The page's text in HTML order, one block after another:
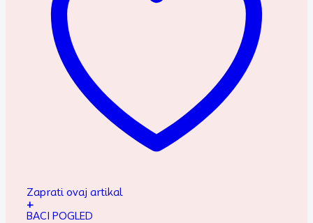
Zaprati ovaj artikal
+
BACI POGLED